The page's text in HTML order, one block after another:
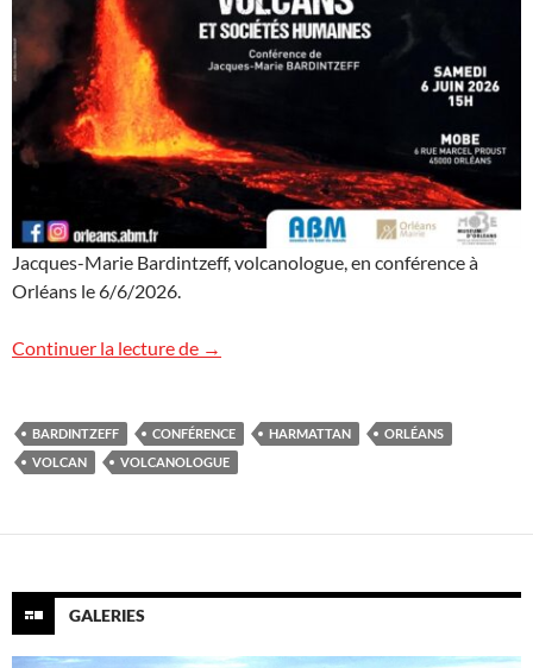
Jacques-Marie Bardintzeff, volcanologue, en conférence à
Orléans le 6/6/2026.
Continuer la lecture de Les volcans à Orléans
→
BARDINTZEFF CONFÉRENCE HARMATTAN
ORLÉANS
VOLCAN
VOLCANOLOGUE
GALERIES